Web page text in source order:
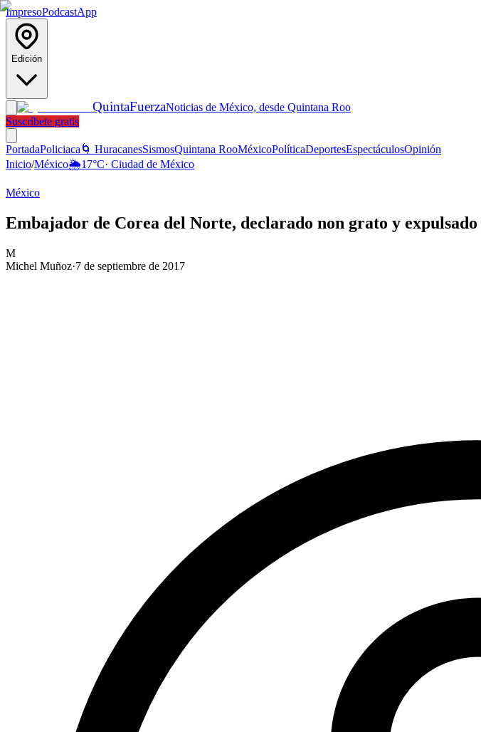
ImpresoPodcastApp
Edición
QuintaFuerzaNoticias de México, desde Quintana Roo
Suscríbete gratis
PortadaPoliciaca 🌀 HuracanesSismosQuintana RooMéxicoPolíticaDeportesEspectáculosOpinión
Inicio/México🌦️17°C· Ciudad de México
México
Embajador de Corea del Norte, declarado non grato y
M
Michel Muñoz·7 de septiembre de 2017